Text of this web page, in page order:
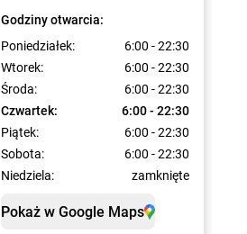
Godziny otwarcia:
Poniedziałek:
6:00 - 22:30
Wtorek:
6:00 - 22:30
Środa:
6:00 - 22:30
Czwartek:
6:00 - 22:30
Piątek:
6:00 - 22:30
Sobota:
6:00 - 22:30
Niedziela:
zamknięte
Pokaż w Google Maps